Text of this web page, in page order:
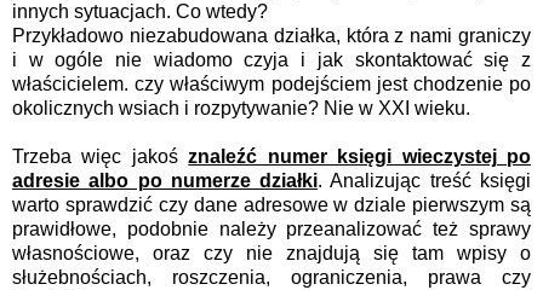
innych sytuacjach. Co wtedy?
Przykładowo niezabudowana działka, która z nami graniczy
i w ogóle nie wiadomo czyja i jak skontaktować się z
właścicielem. czy właściwym podejściem jest chodzenie po
okolicznych wsiach i rozpytywanie? Nie w XXI wieku.
Trzeba więc jakośznaleźć numer księgi wieczystej po
adresie albo po numerze działki. Analizując treść księgi
warto sprawdzić czy dane adresowe w dziale pierwszym są
prawidłowe, podobnie należy przeanalizować też sprawy
własnościowe, oraz czy nie znajdują się tam wpisy o
służebnościach, roszczenia, ograniczenia, prawa czy